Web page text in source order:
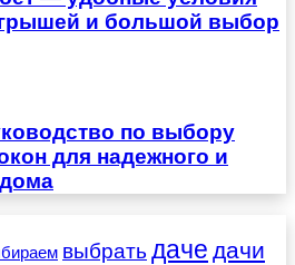
и большой выбор
по выбору
для надежного и
выбрать даче дачи